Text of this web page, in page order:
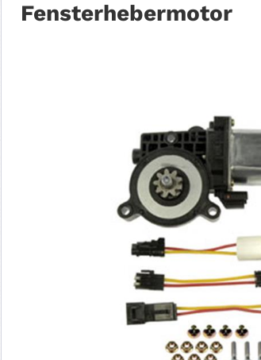
Fensterhebermotor